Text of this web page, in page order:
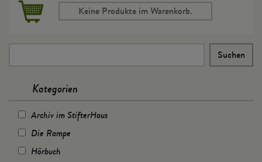
Keine Produkte im Warenkorb.
Kategorien
Archiv im StifterHaus
Die Rampe
Hörbuch